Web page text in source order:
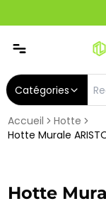
Catégories
Accueil
Hotte
Hotte Murale
Hotte